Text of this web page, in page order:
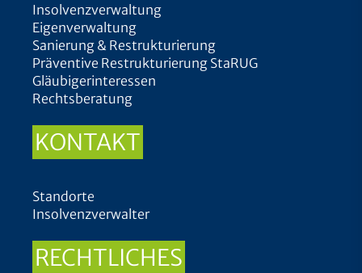
Insolvenzverwaltung
Eigenverwaltung
Sanierung & Restrukturierung
Präventive Restrukturierung StaRUG
Gläubigerinteressen
Rechtsberatung
KONTAKT
Standorte
Insolvenzverwalter
RECHTLICHES